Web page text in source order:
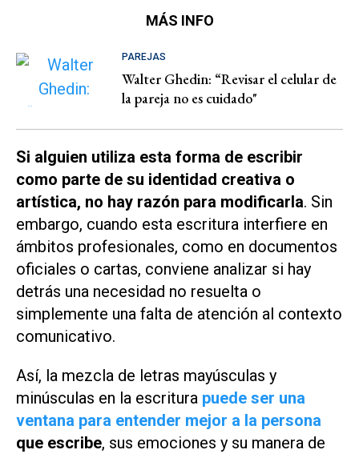
MÁS INFO
PAREJAS
Walter Ghedin: “Revisar el celular de
la pareja no es cuidado"
Si alguien utiliza esta forma de escribir
como parte de su identidad creativa o
artística, no hay razón para modificarla. Sin
embargo, cuando esta escritura interfiere en
ámbitos profesionales, como en documentos
oficiales o cartas, conviene analizar si hay
detrás una necesidad no resuelta o
simplemente una falta de atención al contexto
comunicativo.
Así, la mezcla de letras mayúsculas y
minúsculas en la escritura puede ser una
ventana para entender mejor a la persona
que escribe, sus emociones y su manera de